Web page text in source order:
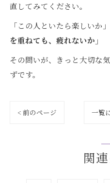
直してみてください。
「この人といたら楽しいか
を重ねても、疲れないか」
その問いが、きっと大切な
ずです。
< 前のページ 一覧
関